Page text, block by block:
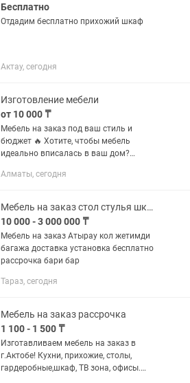
Бесплатно
Отдадим бесплатно прихожий шкаф
Актау, сегодня
Изготовление мебели
от 10 000 ₸
Мебель на заказ под ваш стиль и
бюджет 🔥 Хотите, чтобы мебель
идеально вписалась в ваш дом?
надолго. ✔ Кухни, шкафы-купе,
Алматы, сегодня
Мебель на заказ стол стулья шкаф кухонный гарнитур
10 000 - 3 000 000 ₸
Мебель на заказ Атырау кол жетимди
багажа доставка установка бесплатно
рассрочка бари бар
Тараз, сегодня
Мебель на заказ рассрочка
1 100 - 1 500 ₸
Изготавливаем мебель на заказ в
г.Актобе! Кухни, прихожие, столы,
гардеробные,шкаф, ТВ зона, офисы.